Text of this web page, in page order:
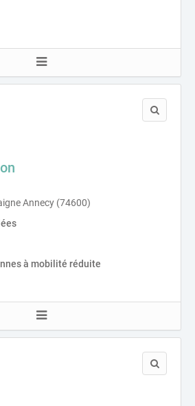
Annecy (74600)
à mobilité réduite